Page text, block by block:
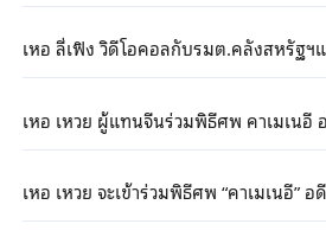
เหอ ลี่เฟิง วิดีโอคอลกับรมต.คลังสหรัฐฯ
เหอ เหวย ผู้แทนจีนร่วมพิธีศพ คาเมเน
เหอ เหวย จะเข้าร่วมพิธีศพ “คาเมเนอี”